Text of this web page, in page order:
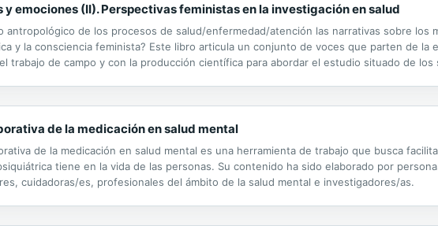
emociones (II). Perspectivas feministas en la investigación en salud
antropológico de los procesos de salud/enfermedad/atención las narrativas sobre los
y la consciencia feminista? Este libro articula un conjunto de voces que parten de la
trabajo de campo y con la producción científica para abordar el estudio situado de
de la medicación en salud mental
de la medicación en salud mental es una herramienta de trabajo que busca
tiene en la vida de las personas. Su contenido ha sido elaborado por
cuidadoras/es, profesionales del ámbito de la salud mental e investigadores/as.